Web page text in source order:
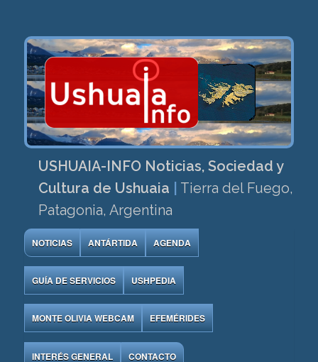
USHUAIA-INFO Noticias, Sociedad y
Cultura de Ushuaia
Tierra del Fuego,
Patagonia, Argentina
NOTICIAS ANTÁRTIDA AGENDA
GUÍA DE SERVICIOS USHPEDIA
MONTE OLIVIA WEBCAM EFEMÉRIDES
INTERÉS GENERAL CONTACTO